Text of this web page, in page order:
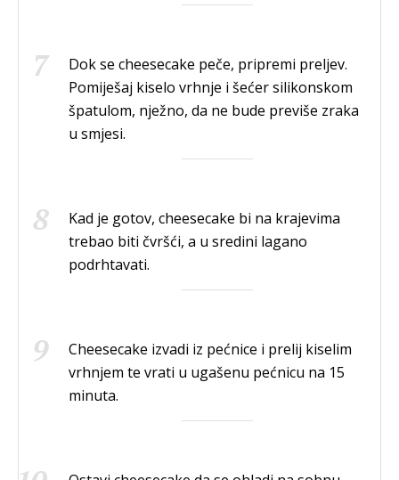
Dok se cheesecake peče, pripremi preljev.
Pomiješaj kiselo vrhnje i šećer silikonskom
špatulom, nježno, da ne bude previše zraka
u smjesi.
Kad je gotov, cheesecake bi na krajevima
trebao biti čvršći, a u sredini lagano
podrhtavati.
Cheesecake izvadi iz pećnice i prelij kiselim
vrhnjem te vrati u ugašenu pećnicu na 15
minuta.